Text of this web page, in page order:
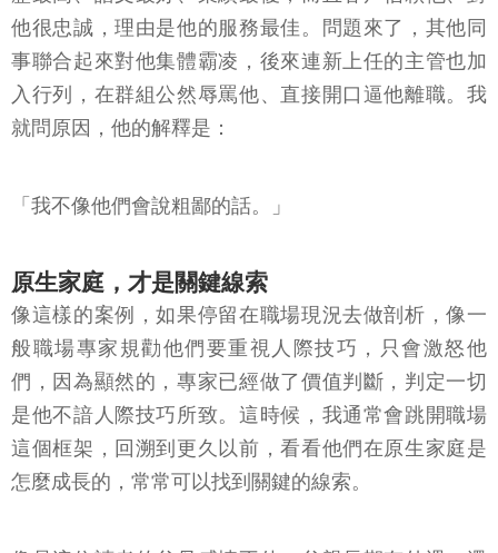
他很忠誠，理由是他的服務最佳。問題來了，其他同
事聯合起來對他集體霸凌，後來連新上任的主管也加
入行列，在群組公然辱罵他、直接開口逼他離職。我
就問原因，他的解釋是：
「我不像他們會說粗鄙的話。」
原生家庭，才是關鍵線索
像這樣的案例，如果停留在職場現況去做剖析，像一
般職場專家規勸他們要重視人際技巧，只會激怒他
們，因為顯然的，專家已經做了價值判斷，判定一切
是他不諳人際技巧所致。這時候，我通常會跳開職場
這個框架，回溯到更久以前，看看他們在原生家庭是
怎麼成長的，常常可以找到關鍵的線索。